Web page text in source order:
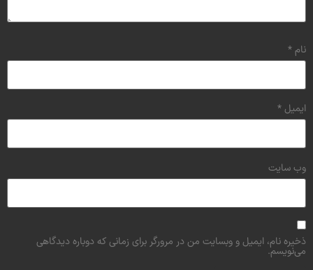
نام*
ایمیل*
وب‌ سایت
ذخیره نام، ایمیل و وبسایت من در مرورگر برای زمانی که دوباره دیدگاهی
می‌نویسم.